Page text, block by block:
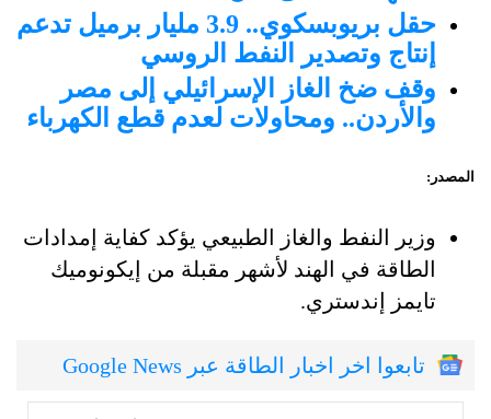
حقل بريوبسكوي.. 3.9 مليار برميل تدعم
إنتاج وتصدير النفط الروسي
وقف ضخ الغاز الإسرائيلي إلى مصر
والأردن.. ومحاولات لعدم قطع الكهرباء
المصدر:
وزير النفط والغاز الطبيعي يؤكد كفاية إمدادات
الطاقة في الهند لأشهر مقبلة من إيكونوميك
تايمز إندستري.
تابعوا اخر اخبار الطاقة عبر Google News